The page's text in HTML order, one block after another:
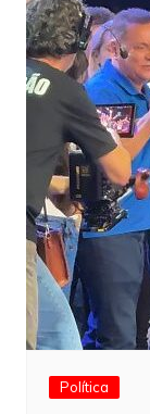
Política